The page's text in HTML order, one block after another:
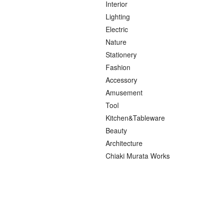
Interior
Lighting
Electric
Nature
Stationery
Fashion
Accessory
Amusement
Tool
Kitchen&Tableware
Beauty
Architecture
Chiaki Murata Works